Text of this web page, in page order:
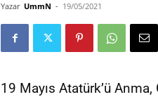
Yazar UmmN - 19/05/2021
19 Mayıs Atatürk’ü